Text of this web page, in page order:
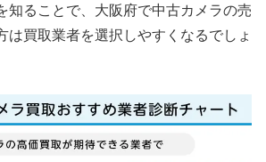
知ることで、大阪府で中古カメラの売
は買取業者を選択しやすくなるでしょ